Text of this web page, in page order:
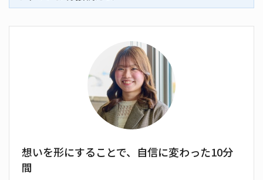
想いを形にすることで、自信に変わった10分
間